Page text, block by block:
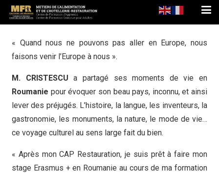
« Quand nous ne pouvons pas aller en Europe, nous
faisons venir l’Europe à nous ».
M. CRISTESCU a partagé ses moments de vie en
Roumanie pour évoquer son beau pays, inconnu, et ainsi
lever des préjugés. L’histoire, la langue, les inventeurs, la
gastronomie, les monuments, la nature, le mode de vie…
ce voyage culturel au sens large fait du bien.
« Après mon CAP Restauration, je suis prêt à faire mon
stage Erasmus + en Roumanie au cours de ma formation